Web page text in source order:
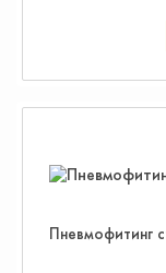
Пневмофитинг